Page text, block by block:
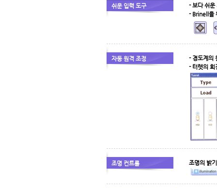
쉬운 입력 도구
- 보다 쉬운
- Brinell을
자동 원격 조정
- 경도계의
- 터렛의 회
조명 컨트롤 조명의 밝